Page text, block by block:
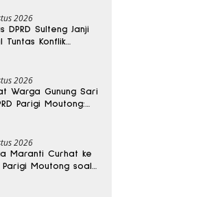
2026
DPRD Sulteng Janji
Tuntas Konflik
2026
Warga Gunung Sari
Parigi Moutong:
2026
Maranti Curhat ke
Parigi Moutong soal